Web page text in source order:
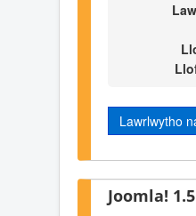
Lawrlwytho
Joomla!